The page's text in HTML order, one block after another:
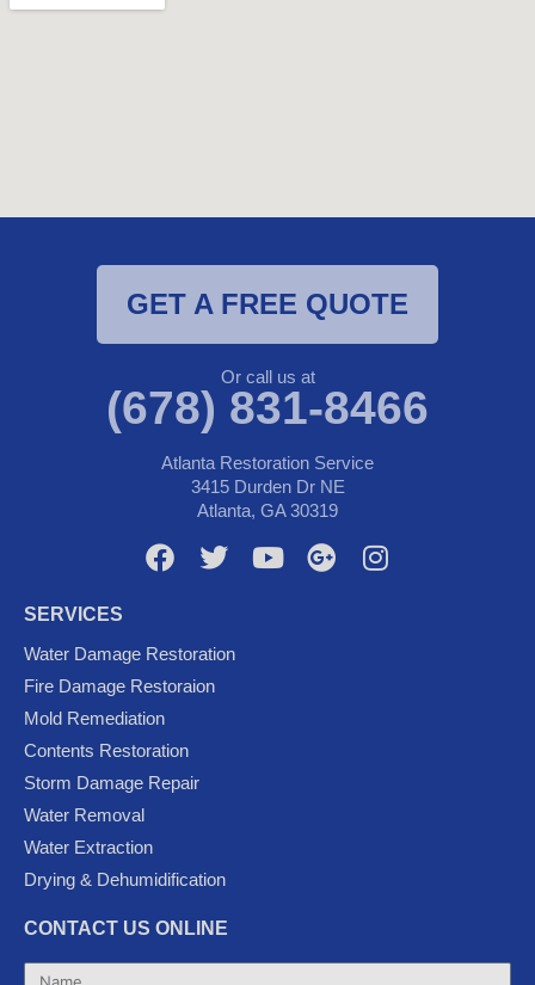
GET A FREE QUOTE
Or call us at
(678) 831-8466
Atlanta Restoration Service
3415 Durden Dr NE
Atlanta, GA 30319
F
a
b
o
o
k
T
t
t
e
Y
G
o
I
SERVICES
Water Damage Restoration
Fire Damage Restoraion
Mold Remediation
Contents Restoration
Storm Damage Repair
Water Removal
Water Extraction
Drying & Dehumidification
CONTACT US ONLINE
Name